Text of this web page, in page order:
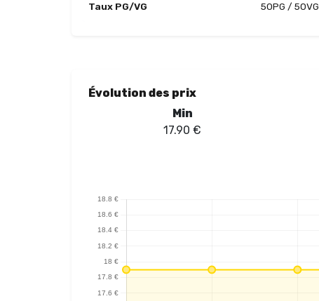
Taux PG/VG 50PG / 50VG
Évolution des prix
Min
17.90 €